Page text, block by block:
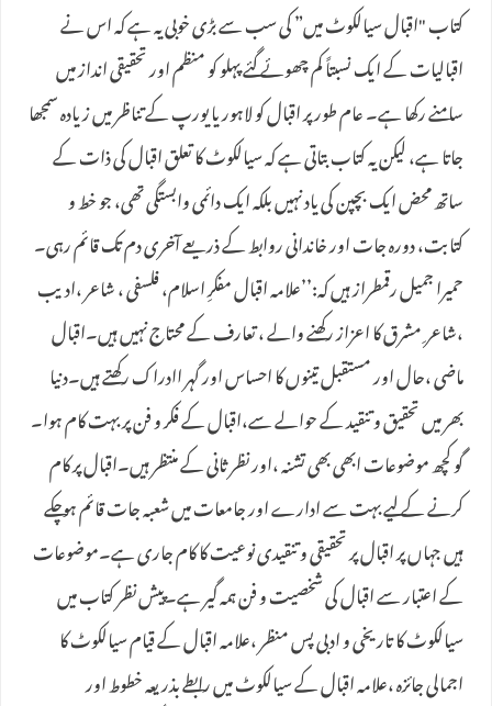
کتاب "اقبال سیالکوٹ میں” کی سب سے بڑی خوبی یہ ہے کہ اس نے
اقبالیات کے ایک نسبتاً کم چھوئے گئے پہلو کو منظم اور تحقیقی انداز میں
سامنے رکھا ہے۔ عام طور پر اقبال کو لاہور یا یورپ کے تناظر میں زیادہ سمجھا
جاتا ہے، لیکن یہ کتاب بتاتی ہے کہ سیالکوٹ کا تعلق اقبال کی ذات کے
ساتھ محض ایک بچپن کی یاد نہیں بلکہ ایک دائمی وابستگی تھی، جو خط و
کتابت، دورہ جات اور خاندانی روابط کے ذریعے آخری دم تک قائم رہی۔
حمیرا جمیل رقمطراز ہیں کہ:’’علامہ اقبال مفکرِ اسلام، فلسفی ، شاعر ،ادیب
،شاعر ِ مشرق کا اعزاز رکھنے والے ، تعارف کے محتاج نہیں ہیں۔اقبال
ماضی ،حال اور مستقبل تینوں کا احساس اور گہر اادراک رکھتے ہیں۔دنیا
بھر میں تحقیق و تنقید کے حوالے سے،اقبال کے فکر و فن پر بہت کام ہوا۔
گو کچھ موضوعات ابھی بھی تشنہ ،اور نظر ثانی کے منتظر ہیں۔اقبال پر کام
کرنے کے لیے بہت سے ادارے اور جامعات میں شعبہ جات قائم ہوچکے
ہیں جہاں پر اقبال پر تحقیقی و تنقیدی نوعیت کا کام جاری ہے۔موضوعات
کے اعتبار سے اقبال کی شخصیت و فن ہمہ گیر ہے۔پیش نظر کتاب میں
سیالکوٹ کا تاریخی و ادبی پس منظر ،علامہ اقبال کے قیام سیالکوٹ کا
اجمالی جائزہ ،علامہ اقبال کے سیالکوٹ میں رابطے بذریعہ خطوط اور